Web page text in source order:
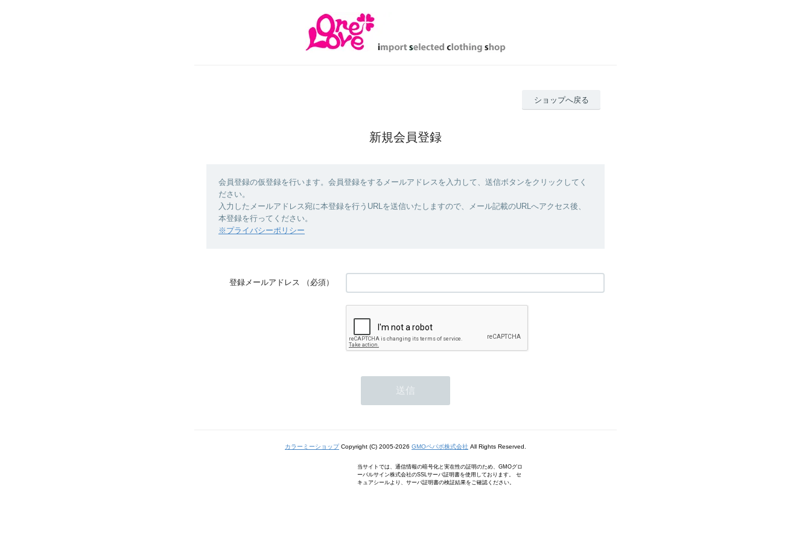
ショップへ戻る
新規会員登録
会員登録の仮登録を行います。会員登録をするメールアドレスを入力して、送信ボタンをクリックしてく
ださい。
入力したメールアドレス宛に本登録を行うURLを送信いたしますので、メール記載のURLへアクセス後、
本登録を行ってください。
※プライバシーポリシー
登録メールアドレス （必須）
カラーミーショップCopyright (C) 2005-2026 GMOペパボ株式会社 All Rights Reserved.
当サイトでは、通信情報の暗号化と実在性の証明のため、GMOグロ
ーバルサイン株式会社のSSLサーバ証明書を使用しております。 セ
キュアシールより、サーバ証明書の検証結果をご確認ください。